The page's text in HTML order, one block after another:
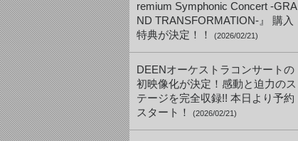
remium Symphonic Concert -GRA
ND TRANSFORMATION-』 購入
特典が決定！！
(2026/02/21)
DEENオーケストラコンサートの
初映像化が決定！感動と迫力のス
テージを完全収録!! 本日より予約
スタート！
(2026/02/21)